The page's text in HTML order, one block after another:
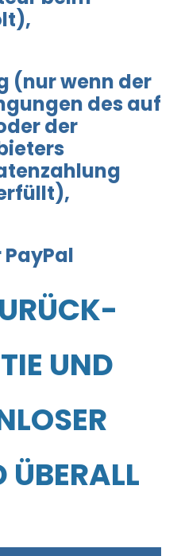
(nur wenn der
des auf
der
UND
ÜBERALL